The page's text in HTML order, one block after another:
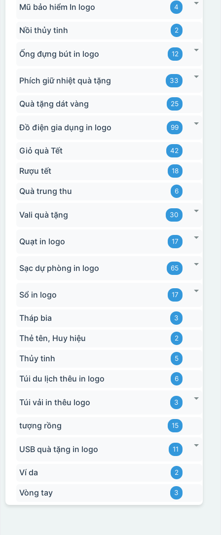
Mũ bảo hiểm In logo 4
Nồi thủy tinh 2
Ống đựng bút in logo 12
Phích giữ nhiệt quà tặng 33
Quà tặng dát vàng 25
Đồ điện gia dụng in logo 99
Giỏ quà Tết 42
Rượu tết 18
Quà trung thu 6
Vali quà tặng 30
Quạt in logo 17
Sạc dự phòng in logo 65
Sổ in logo 17
Tháp bia 3
Thẻ tên, Huy hiệu 2
Thủy tinh 5
Túi du lịch thêu in logo 6
Túi vải in thêu logo 3
tượng rồng 15
USB quà tặng in logo 11
Ví da 2
Vòng tay 3